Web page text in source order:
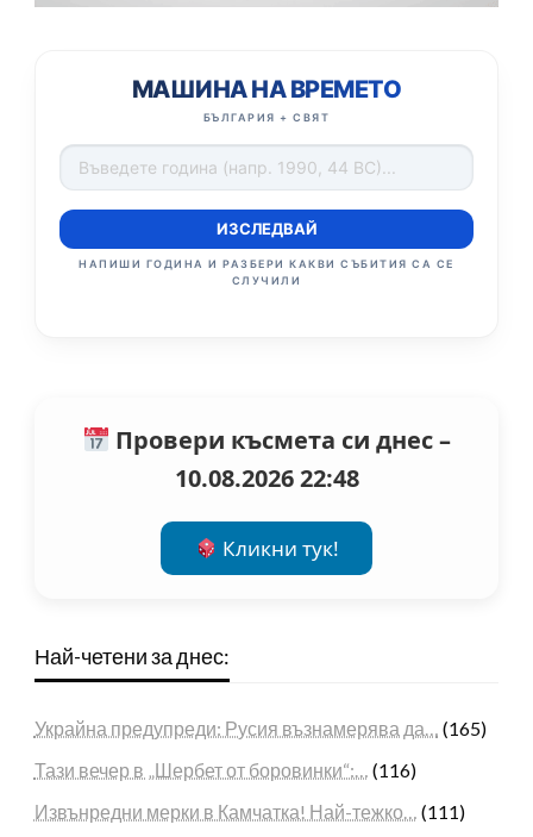
МАШИНА НА ВРЕМЕТО
БЪЛГАРИЯ + СВЯТ
ИЗСЛЕДВАЙ
НАПИШИ ГОДИНА И РАЗБЕРИ КАКВИ СЪБИТИЯ СА СЕ
СЛУЧИЛИ
Провери късмета си днес –
10.08.2026 22:48
Кликни тук!
Най-четени за днес:
Украйна предупреди: Русия възнамерява да… (165)
Тази вечер в „Шербет от боровинки“:… (116)
Извънредни мерки в Камчатка! Най-тежко… (111)